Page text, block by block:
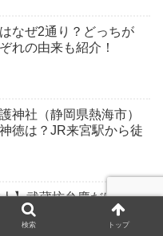
なぜ2通り？どっちが
れの由来も紹介！
神社（静岡県熱海市）
徳は？JR来宮駅から徒
】武蔵坊弁慶だけじゃ
支えた「義経四天王」
検索 トップ